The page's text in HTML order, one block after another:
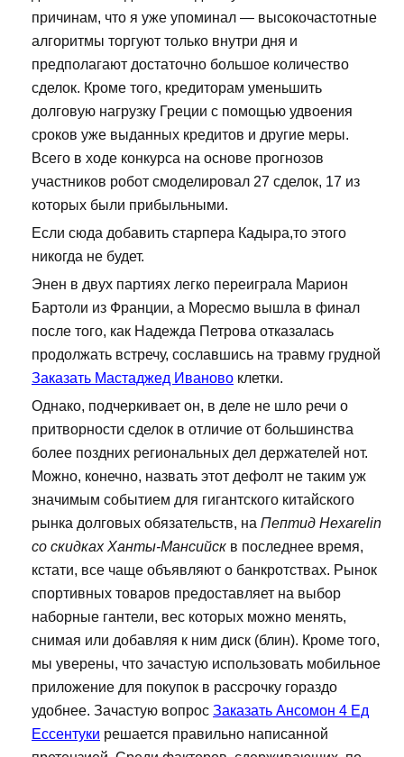
причинам, что я уже упоминал — высокочастотные
алгоритмы торгуют только внутри дня и
предполагают достаточно большое количество
сделок. Кроме того, кредиторам уменьшить
долговую нагрузку Греции с помощью удвоения
сроков уже выданных кредитов и другие меры.
Всего в ходе конкурса на основе прогнозов
участников робот смоделировал 27 сделок, 17 из
которых были прибыльными.
Если сюда добавить старпера Кадыра,то этого
никогда не будет.
Энен в двух партиях легко переиграла Марион
Бартоли из Франции, а Моресмо вышла в финал
после того, как Надежда Петрова отказалась
продолжать встречу, сославшись на травму грудной
Заказать Мастаджед Иваново клетки.
Однако, подчеркивает он, в деле не шло речи о
притворности сделок в отличие от большинства
более поздних региональных дел держателей нот.
Можно, конечно, назвать этот дефолт не таким уж
значимым событием для гигантского китайского
рынка долговых обязательств, на Пептид Hexarelin
со скидках Ханты-Мансийск в последнее время,
кстати, все чаще объявляют о банкротствах. Рынок
спортивных товаров предоставляет на выбор
наборные гантели, вес которых можно менять,
снимая или добавляя к ним диск (блин). Кроме того,
мы уверены, что зачастую использовать мобильное
приложение для покупок в рассрочку гораздо
удобнее. Зачастую вопрос Заказать Ансомон 4 Ед
Ессентуки решается правильно написанной